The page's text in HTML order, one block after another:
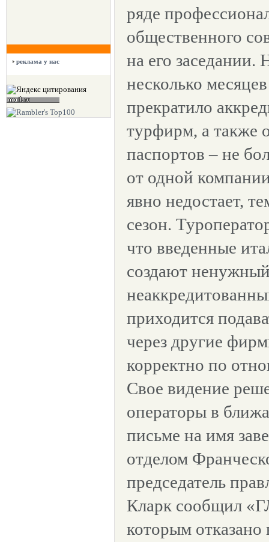
реклама у нас
ряде
общественного
на его
несколько
прекратило
турфирм, а также
паспортов – не
от одной
явно недостает,
сезон.
что введенные
создают
приходится
через другие
корректно по
Свое видение
операторы в
письме на имя
отделом
председатель
Кларк сообщил
которым отказано